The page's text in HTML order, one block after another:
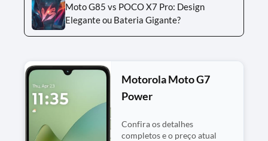
Moto G85 vs POCO X7 Pro: Design
Elegante ou Bateria Gigante?
Motorola Moto G7
Power
Confira os detalhes
completos e o preço atual